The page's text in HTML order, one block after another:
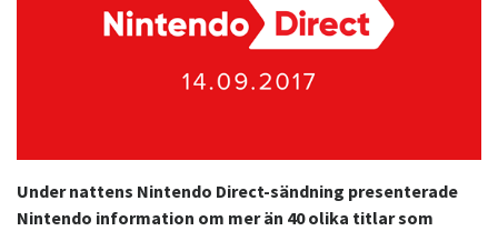
Under nattens Nintendo Direct-sändning presenterade
Nintendo information om mer än 40 olika titlar som